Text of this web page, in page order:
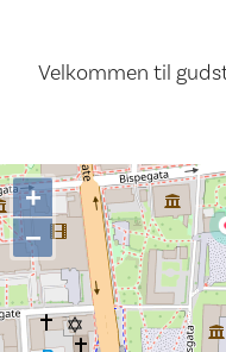
Velkommen til
+
−